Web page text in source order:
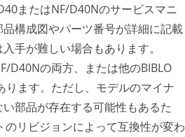
またはNF/D40Nのサービスマニ
構成図やパーツ番号が詳細に記載
手が難しい場合もあります。
D40Nの両方、または他のBIBLO
ます。ただし、モデルのマイナ
部品が存在する可能性もあるた
リビジョンによって互換性が変わ